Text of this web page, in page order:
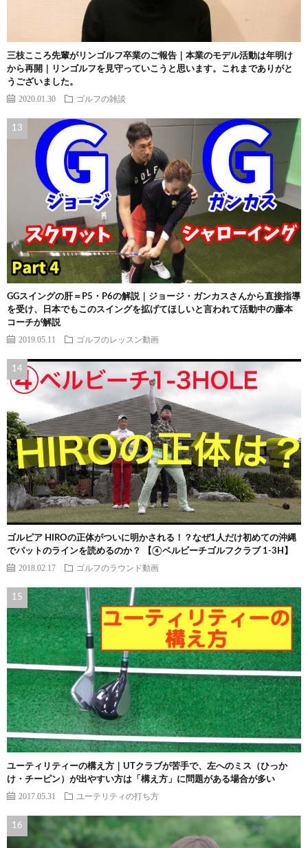
三枝こころ先輩がリンゴルフ卒業のご報告｜本業のモデル活動は年明け
から再開｜リンゴルフを見守っていこうと思います。これまでありがと
うございました。
2020.01.30 ゴルフの雑談
GGスイングの肝＝P5・P6の解説｜ジョージ・ガンカスさんから直接指導
を受け、日本でもこのスイングを拡げてほしいと言われて活動中の藤本
コーチが解説
2019.05.11 ゴルフのレッスン動画
ゴルピア HIROの正体がついに明かされる！？なぜ1人だけ初めての沖縄
でパットのラインを読めるのか？ 【④ベルビーチゴルフクラブ 1-3H】
2018.02.17 ゴルフのラウンド動画
ユーティリティーの構え方｜UTクラブが苦手で、左へのミス（ひっか
け・チーピン）が出やすい方は「構え方」に問題がある場合が多い
2017.05.31 ユーテリティの打ち方